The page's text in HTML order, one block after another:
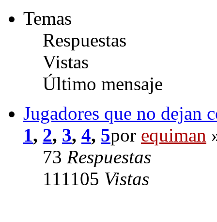
Temas
Respuestas
Vistas
Último mensaje
Jugadores que no dejan
1, 2, 3, 4, 5por equiman
73 Respuestas
111105 Vistas